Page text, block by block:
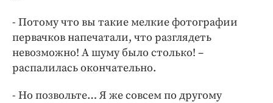
- Потому что вы такие мелкие фотографии
первачков напечатали, что разглядеть
невозможно! А шуму было столько! –
распалилась окончательно.
- Но позвольте… Я же совсем по другому